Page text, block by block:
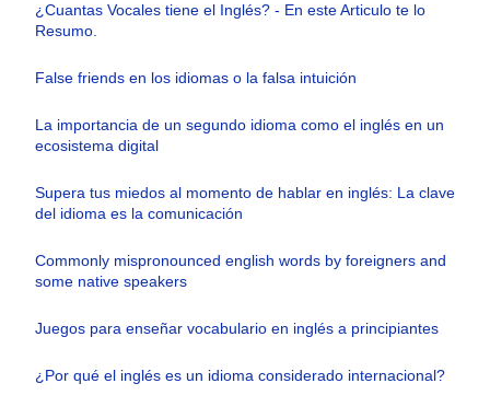
¿Cuantas Vocales tiene el Inglés? - En este Articulo te lo
Resumo.
False friends en los idiomas o la falsa intuición
La importancia de un segundo idioma como el inglés en un
ecosistema digital
Supera tus miedos al momento de hablar en inglés: La clave
del idioma es la comunicación
Commonly mispronounced english words by foreigners and
some native speakers
Juegos para enseñar vocabulario en inglés a principiantes
¿Por qué el inglés es un idioma considerado internacional?